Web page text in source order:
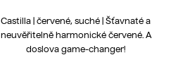
Castilla | červené, suché | Šťavnaté a
neuvěřitelně harmonické červené. A
doslova game-changer!